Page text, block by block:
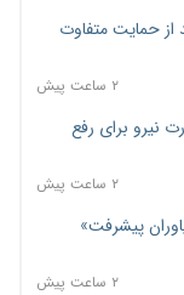
از حمایت متفاوت
۲ ساعت پیش
نیرو برای رفع
۲ ساعت پیش
پیشرفت»
۲ ساعت پیش